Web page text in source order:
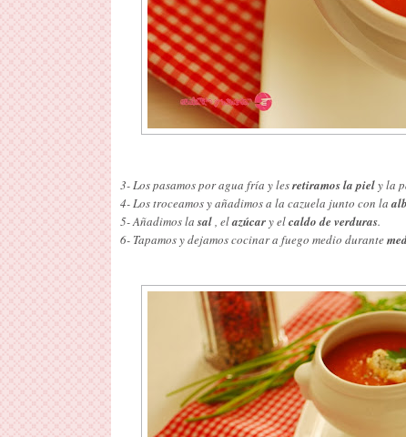
3- Los pasamos por agua fría y lesretiramos la piely la
4- Los troceamos y añadimos a la cazuela junto con la
5- Añadimos lasal, elazúcary elcaldo de verduras.
6- Tapamos y dejamos cocinar a fuego medio durante